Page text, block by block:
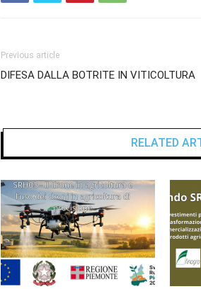
Previous article
DIFESA DALLA BOTRITE IN VITICOLTURA
RELATED